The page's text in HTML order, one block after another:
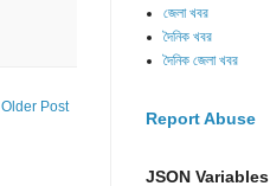
Older Post
জেলা খবর
দৈনিক খবর
দৈনিক জেলা খবর
Report Abuse
JSON Variables